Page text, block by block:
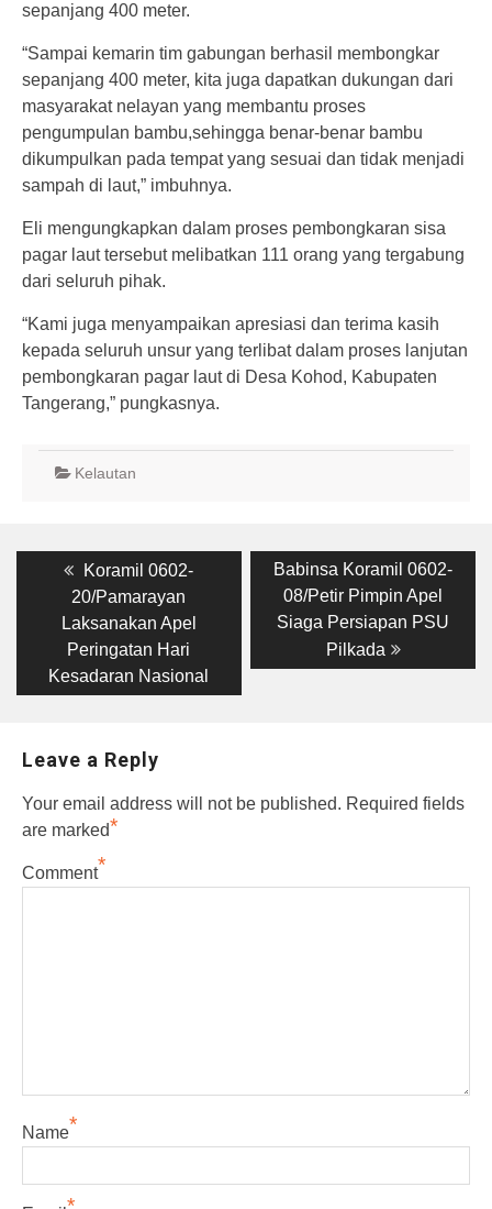
sepanjang 400 meter.
“Sampai kemarin tim gabungan berhasil membongkar
sepanjang 400 meter, kita juga dapatkan dukungan dari
masyarakat nelayan yang membantu proses
pengumpulan bambu,sehingga benar-benar bambu
dikumpulkan pada tempat yang sesuai dan tidak menjadi
sampah di laut,” imbuhnya.
Eli mengungkapkan dalam proses pembongkaran sisa
pagar laut tersebut melibatkan 111 orang yang tergabung
dari seluruh pihak.
“Kami juga menyampaikan apresiasi dan terima kasih
kepada seluruh unsur yang terlibat dalam proses lanjutan
pembongkaran pagar laut di Desa Kohod, Kabupaten
Tangerang,” pungkasnya.
Kelautan
Post
navigation
Previous
post:
Koramil 0602-
20/Pamarayan
Laksanakan Apel
Peringatan Hari
Kesadaran Nasional
Next
post:
Babinsa Koramil 0602-
08/Petir Pimpin Apel
Siaga Persiapan PSU
Pilkada
Leave a Reply
Your email address will not be published. Required fields
are marked*
Comment*
Name*